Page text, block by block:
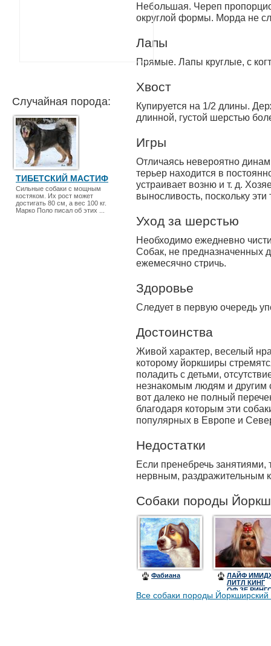
Случайная порода:
ТИБЕТСКИЙ МАСТИФ
Сильные собаки с мощным
костяком. Их рост может
достигать 80 см, а вес 100 кг.
Марко Поло писал об этих ...
Небольшая. Череп
округлой формы. Морда не
Лапы
Прямые. Лапы круглые, с
Хвост
Купируется на 1/2 длины.
длинной, густой шерстью
Игры
Отличаясь невероятно
терьер находится в
устраивает возню и т. д.
выносливость, поскольку
Уход за шерстью
Необходимо ежедневно
Собак, не предназначенных
ежемесячно стричь.
Здоровье
Следует в первую очередь
Достоинства
Живой характер, веселый
которому йоркширы
поладить с детьми,
незнакомым людям и другим
вот далеко не полный
благодаря которым эти
популярных в Европе и
Недостатки
Если пренебречь
нервным, раздражительным
Собаки породы
Фабиана
ЛАЙФ
ЛИТЛ КИНГ
ОФ ЗЕ
Все собаки породы Йоркширский